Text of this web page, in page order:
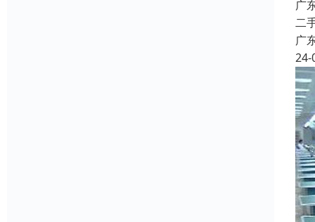
广
二
广
24-